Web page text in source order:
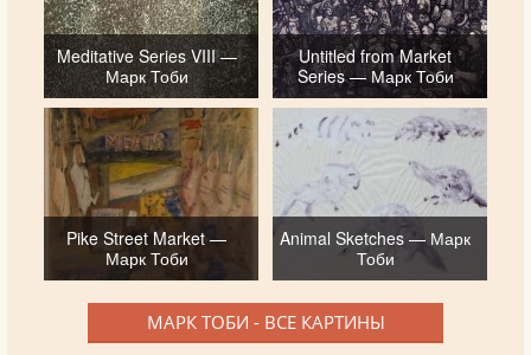
Meditative Series VIII —
Марк Тоби
Untitled from Market
Series — Марк Тоби
Pike Street Market —
Марк Тоби
Animal Sketches — Марк
Тоби
МАРК ТОБИ - ВСЕ КАРТИНЫ